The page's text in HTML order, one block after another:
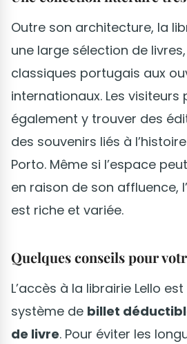
Outre son architecture, la
une large sélection de
classiques portugais aux
internationaux. Les visiteurs
également y trouver des
des souvenirs liés à
Porto. Même si l’espace
en raison de son affluence,
est riche et variée.
Quelques conseils pour
L’accès à la librairie Lello
système de billet
de livre. Pour éviter les